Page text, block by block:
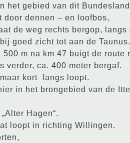
het gebied van dit
dennen – en loofbos,
de weg rechts bergop, langs
goed zicht tot aan de Taunus.
m na km 47 buigt de route
verder, ca. 400 meter bergaf.
kort langs loopt.
in het brongebied van de
Hagen“.
loopt in richting Willingen.